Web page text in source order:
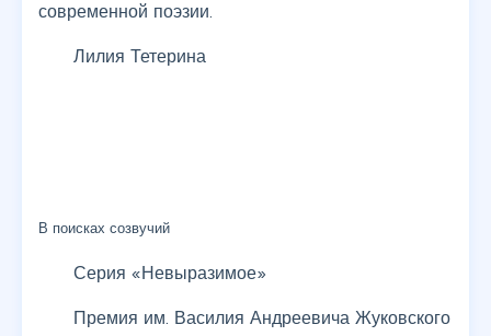
современной поэзии.
Лилия Тетерина
В поисках созвучий
Серия «Невыразимое»
Премия им. Василия Андреевича Жуковского